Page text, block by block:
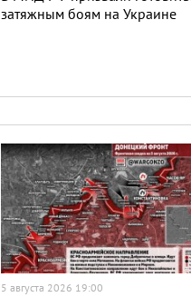
затяжным боям на Украине
5 августа 2026 19:00